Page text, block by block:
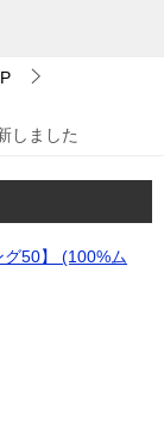
しました
50】 (100%ム